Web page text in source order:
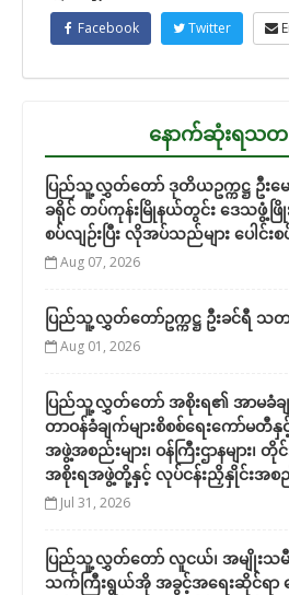
Facebook Twitter
နောက်ဆုံးရသတင်
ပြည်သူ့လွှတ်တော် ဒုတိယဥက္ကဋ္ဌ ဦးမေ
ခရိုင် တပ်ကုန်းမြိုနယ်တွင်း ဒေသဖွံ့ဖြိုး
စပ်လျဉ်းပြီး လိုအပ်သည်များ ပေါင်းစ
Aug 07, 2026
ပြည်သူ့လွှတ်တော်ဥက္ကဋ္ဌ ဦးခင်ရီ သတ
Aug 01, 2026
ပြည်သူ့လွှတ်တော် အစိုးရ၏ အာမခံချက်
တာဝန်ခံချက်များစိစစ်ရေးကော်မ
အဖွဲ့အစည်းများ၊ ဝန်ကြီးဌာနများ၊
အစိုးရအဖွဲ့တို့နှင့် လုပ်ငန်းညှိနှိုင်းအစည်
Jul 31, 2026
ပြည်သူ့လွှတ်တော် လူငယ်၊ အမျိုးသ
သက်ကြီးရွယ်အို အခွင့်အရေးဆိုင်ရာ ကေ